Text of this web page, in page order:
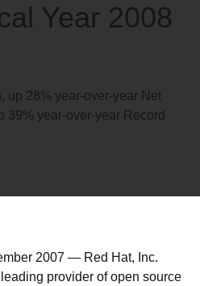
Year 2008
up 28% year-over-year Net
39% year-over-year Record
2007 — Red Hat, Inc.
provider of open source